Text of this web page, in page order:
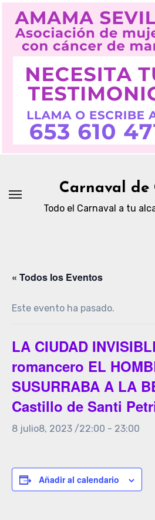
contenido
Carnaval de
Todo el Carnaval a tu
« Todos los Eventos
Este evento ha pasado.
LA CIUDAD
romancero EL
SUSURRABA A LA
Castillo de Santi
8 julio8, 2023 /22:00 - 23:00
Añadir al calendario